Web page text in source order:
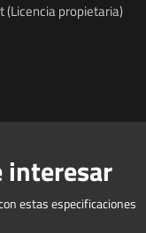
(Licencia propietaria)
interesar
estas especificaciones